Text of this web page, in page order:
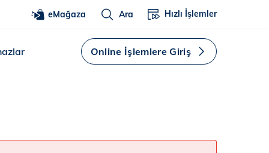
eMağaza Ara Hızlı İşlemler
Online İşlemlere Giriş